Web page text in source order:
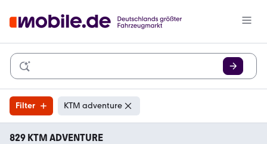
Filter KTM adventure
829 KTM ADVENTURE